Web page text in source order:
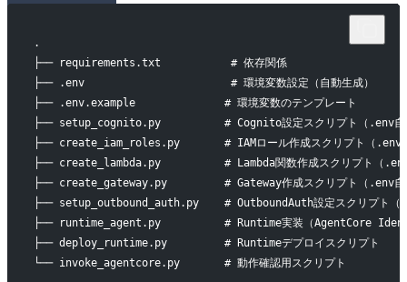
.
├── requirements.txt           # 依存関係
├── .env                       # 環境変数設定（自動生成）
├── .env.example              # 環境変数のテンプレート
├── setup_cognito.py          # Cognito設定スクリプト（.env自
├── create_iam_roles.py       # IAMロール作成スクリプト（.env
├── create_lambda.py          # Lambda関数作成スクリプト（.env
├── create_gateway.py         # Gateway作成スクリプト（.env自
├── setup_outbound_auth.py    # OutboundAuth設定スクリプト（
├── runtime_agent.py          # Runtime実装（AgentCore
├── deploy_runtime.py         # Runtimeデプロイスクリプト
└── invoke_agentcore.py       # 動作確認用スクリプト